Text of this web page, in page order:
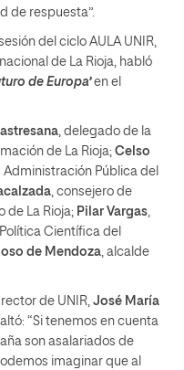
de respuesta”.
del ciclo AULA UNIR,
de La Rioja, habló
de Europa’en el
, delegado de la
de La Rioja; Celso
Administración Pública del
, consejero de
de La Rioja; Pilar Vargas
Científica del
de Mendoza , alcalde
de UNIR, José María
“Si tenemos en cuenta
son asalariados de
imaginar que al